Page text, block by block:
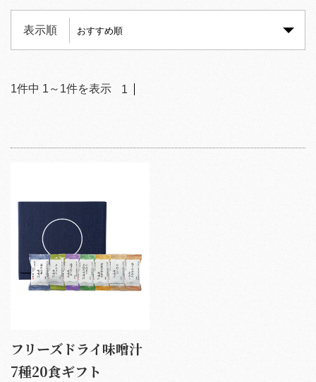
表示順
1件中 1 ～ 1件を表示 1
フリーズドライ味噌汁
7種20食ギフト